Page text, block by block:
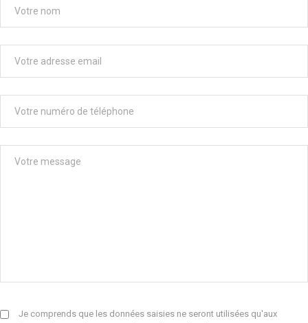
Je comprends que les données saisies ne seront utilisées qu'aux